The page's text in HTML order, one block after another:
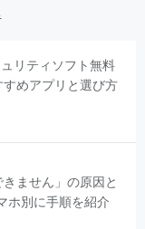
リティソフト無料
めアプリと選び方
きません」の原因と
ホ別に手順を紹介